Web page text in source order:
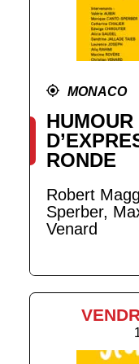
MONACO
RONDE
Robert
Sperber,
Venard